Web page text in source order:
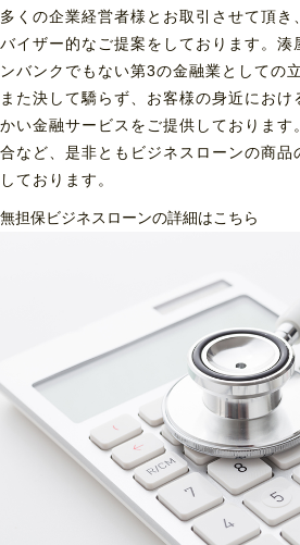
多くの企業経営者様とお取引させて頂き
バイザー的なご提案をしております。湊
ンバンクでもない第3の金融業としての
また決して驕らず、お客様の身近におけ
かい金融サービスをご提供しております
合など、是非ともビジネスローンの商品
しております。
無担保ビジネスローンの詳細はこちら